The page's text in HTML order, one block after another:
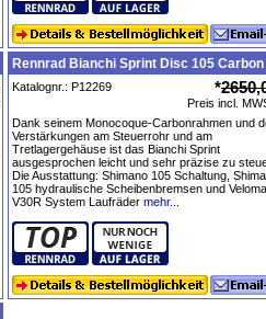
Rennrad Bianchi Sprint Disc 105
Katalognr.: P12269 *
Preis incl.
Dank seinem Monocoque-Carbonrahmen und
Verstärkungen am Steuerrohr und am
Tretlagergehäuse ist das Bianchi Sprint
ausgesprochen leicht und sehr präzise zu
Die Ausstattung: Shimano 105 Schaltung,
105 hydraulische Scheibenbremsen und
V30R System Laufräder mehr...